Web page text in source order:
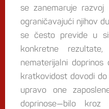
se zanemaruje razvoj
ograničavajući njihov
se često previde u
konkretne
nematerijalni doprinos
kratkovidost dovodi
upravo one
doprinose—bilo